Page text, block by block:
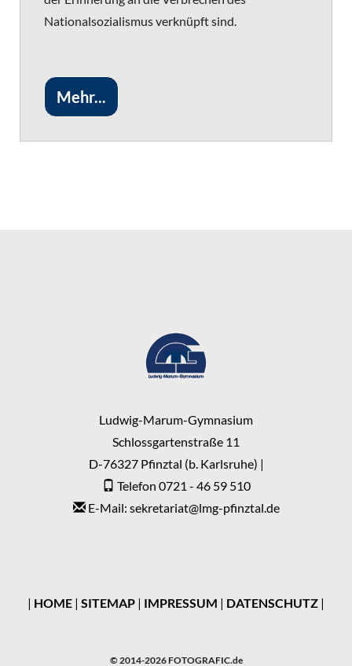
Nationalsozialismus verknüpft sind.
Mehr...
Ludwig-Marum-Gymnasium
Schlossgartenstraße 11
D-76327 Pfinztal (b. Karlsruhe) |
Telefon 0721 - 46 59 510
E-Mail: sekretariat@lmg-pfinztal.de
| HOME | SITEMAP | IMPRESSUM | DATENSCHUTZ |
© 2014-2026 FOTOGRAFIC.de